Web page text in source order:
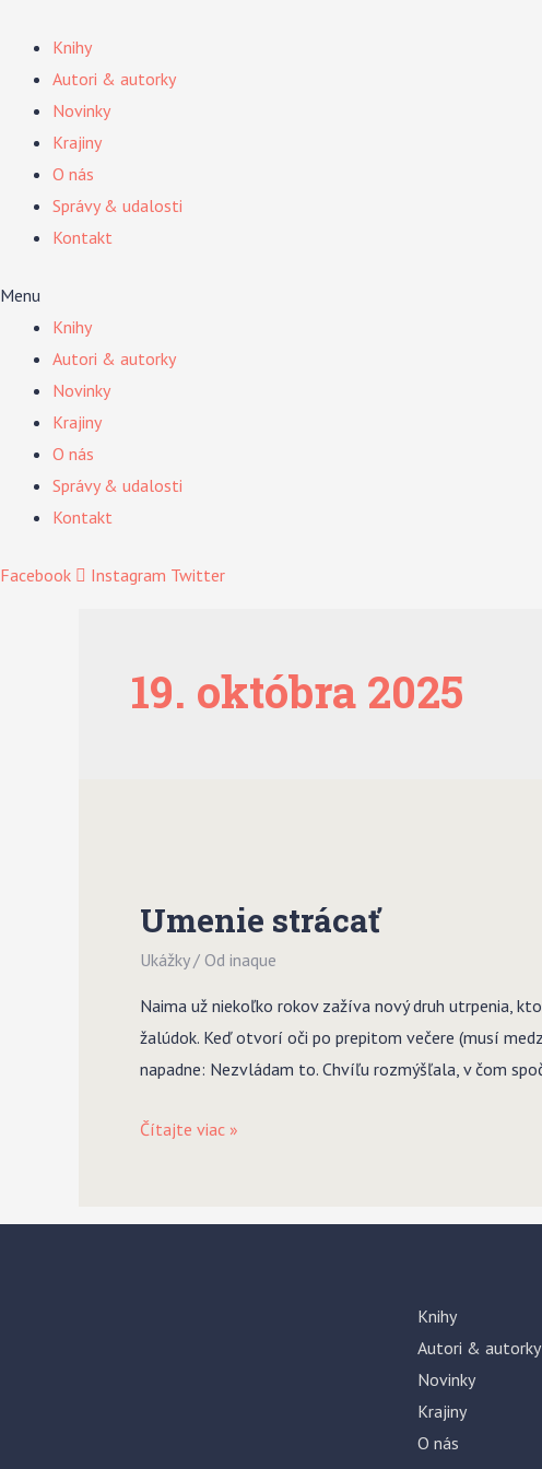
obsah
Knihy
Autori & autorky
Novinky
Krajiny
O nás
Správy & udalosti
Kontakt
Menu
Knihy
Autori & autorky
Novinky
Krajiny
O nás
Správy & udalosti
Kontakt
Facebook Instagram Twitter
19. októbra 2025
Umenie strácať
Ukážky/ Od inaque
Naima už niekoľko rokov zažíva nový druh utrpenia,
žalúdok. Keď otvorí oči po prepitom večere (musí
napadne: Nezvládam to. Chvíľu rozmýšľala, v čom
Umenie
Čítajte viac »
Knihy
Autori & autorky
Novinky
Krajiny
O nás